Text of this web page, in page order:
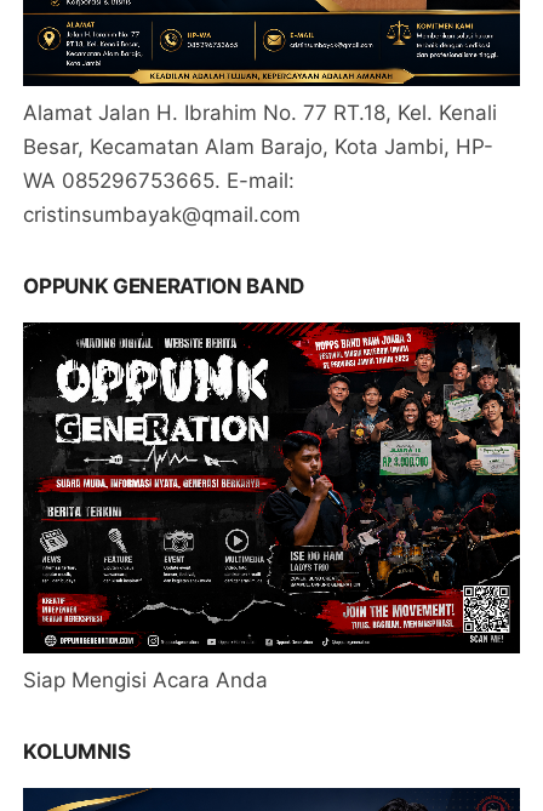
Alamat Jalan H. Ibrahim No. 77 RT.18, Kel. Kenali
Besar, Kecamatan Alam Barajo, Kota Jambi, HP-
WA 085296753665. E-mail:
cristinsumbayak@qmail.com
OPPUNK GENERATION BAND
Siap Mengisi Acara Anda
KOLUMNIS